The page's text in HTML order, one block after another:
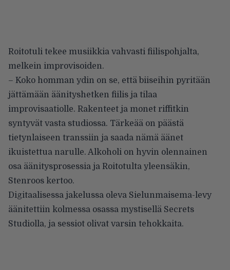
Roitotuli tekee musiikkia vahvasti fiilispohjalta,
melkein improvisoiden.
– Koko homman ydin on se, että biiseihin pyritään
jättämään äänityshetken fiilis ja tilaa
improvisaatiolle. Rakenteet ja monet riffitkin
syntyvät vasta studiossa. Tärkeää on päästä
tietynlaiseen transsiin ja saada nämä äänet
ikuistettua narulle. Alkoholi on hyvin olennainen
osa äänitysprosessia ja Roitotulta yleensäkin,
Stenroos kertoo.
Digitaalisessa jakelussa oleva Sielunmaisema-levy
äänitettiin kolmessa osassa mystisellä Secrets
Studiolla, ja sessiot olivat varsin tehokkaita.